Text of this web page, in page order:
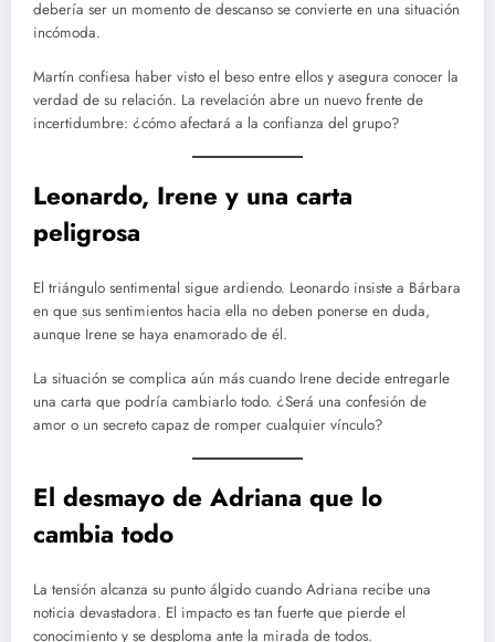
debería ser un momento de descanso se convierte en una situación
incómoda.
Martín confiesa haber visto el beso entre ellos y asegura conocer la
verdad de su relación. La revelación abre un nuevo frente de
incertidumbre: ¿cómo afectará a la confianza del grupo?
Leonardo, Irene y una carta
peligrosa
El triángulo sentimental sigue ardiendo. Leonardo insiste a Bárbara
en que sus sentimientos hacia ella no deben ponerse en duda,
aunque Irene se haya enamorado de él.
La situación se complica aún más cuando Irene decide entregarle
una carta que podría cambiarlo todo. ¿Será una confesión de
amor o un secreto capaz de romper cualquier vínculo?
El desmayo de Adriana que lo
cambia todo
La tensión alcanza su punto álgido cuando Adriana recibe una
noticia devastadora. El impacto es tan fuerte que pierde el
conocimiento y se desploma ante la mirada de todos.